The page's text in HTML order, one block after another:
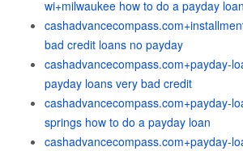
wi+milwaukee how to do a payday loan
bad credit loans no payday
cashadvancecompass.com+payday-
payday loans very bad credit
cashadvancecompass.com+payday-
springs how to do a payday loan
cashadvancecompass.com+payday-